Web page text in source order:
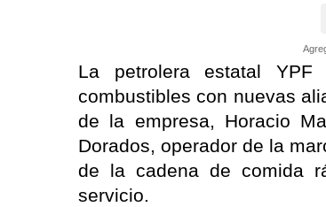
La petrolera estatal
combustibles con nuevas
de la empresa, Horacio
Dorados, operador de la
de la cadena de comida
servicio.